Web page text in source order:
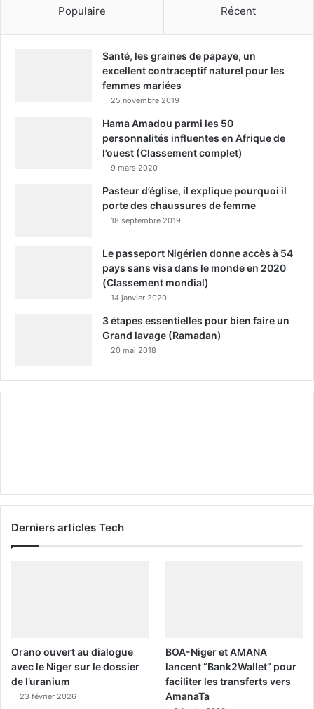
Populaire Récent
Santé, les graines de papaye, un
excellent contraceptif naturel pour les
femmes mariées
25 novembre 2019
Hama Amadou parmi les 50
personnalités influentes en Afrique de
l’ouest (Classement complet)
9 mars 2020
Pasteur d’église, il explique pourquoi il
porte des chaussures de femme
18 septembre 2019
Le passeport Nigérien donne accès à 54
pays sans visa dans le monde en 2020
(Classement mondial)
14 janvier 2020
3 étapes essentielles pour bien faire un
Grand lavage (Ramadan)
20 mai 2018
Derniers articles Tech
Orano ouvert au dialogue
avec le Niger sur le dossier
de l’uranium
23 février 2026
BOA-Niger et AMANA
lancent “Bank2Wallet” pour
faciliter les transferts vers
AmanaTa